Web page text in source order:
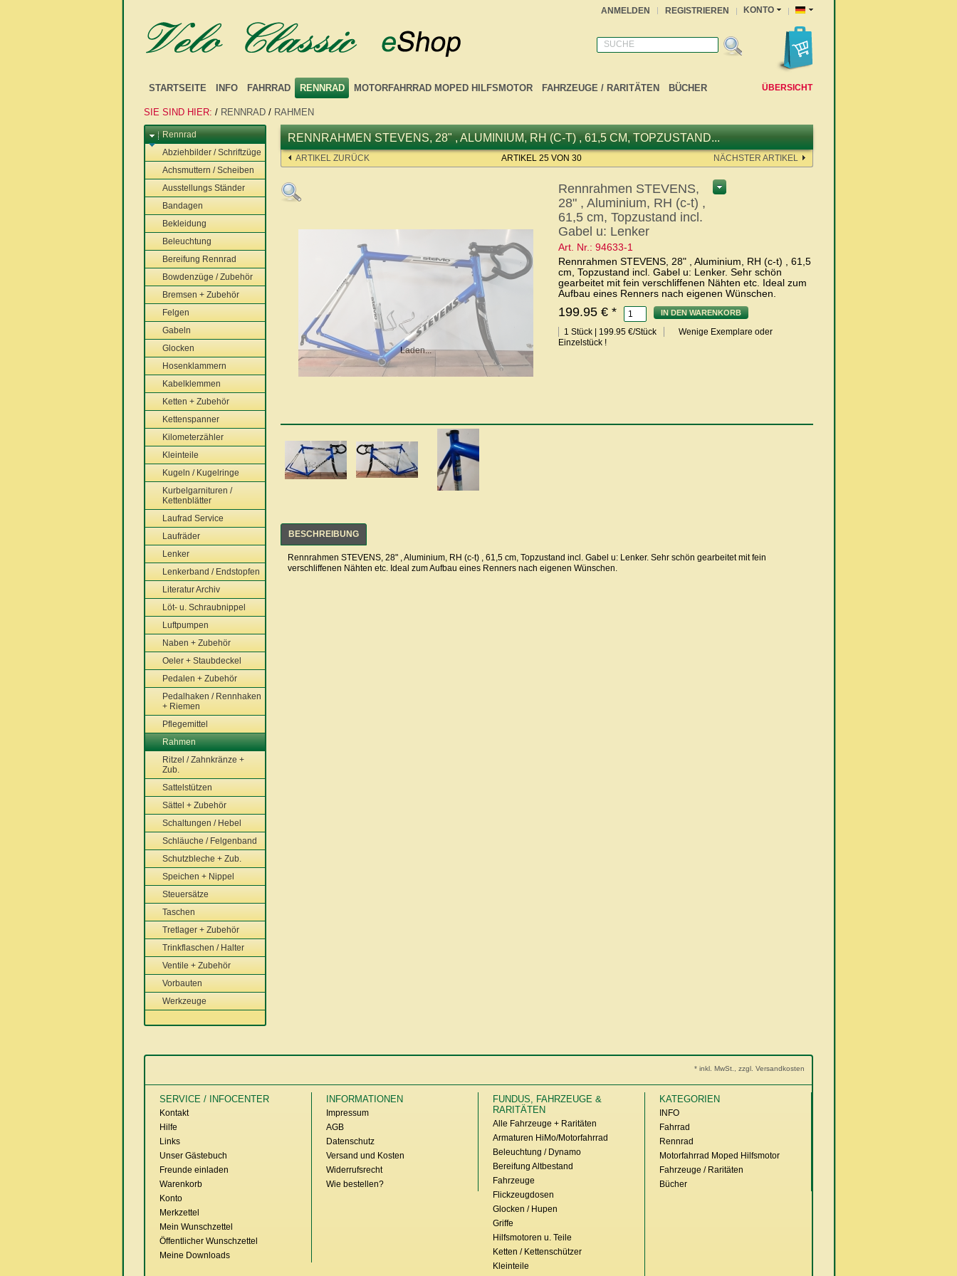
KONTO
ANMELDEN REGISTRIEREN
STARTSEITE INFO FAHRRAD RENNRAD MOTORFAHRRAD MOPED HILFSMOTOR FAHRZEUGE / RARITÄTEN BÜCHER
SUCHE
SIE SIND HIER: / RENNRAD / RAHMEN
Rennrad
Abziehbilder / Schriftzüge
Achsmuttern / Scheiben
Ausstellungs Ständer
Bandagen
Bekleidung
Beleuchtung
Bereifung Rennrad
Bowdenzüge / Zubehör
Bremsen + Zubehör
Felgen
Gabeln
Glocken
Hosenklammern
Kabelklemmen
Ketten + Zubehör
Kettenspanner
Kilometerzähler
Kleinteile
Kugeln / Kugelringe
Kurbelgarnituren /
Kettenblätter
Laufrad Service
Laufräder
Lenker
Lenkerband / Endstopfen
Literatur Archiv
Löt- u. Schraubnippel
Luftpumpen
Naben + Zubehör
Oeler + Staubdeckel
Pedalen + Zubehör
Pedalhaken / Rennhaken
+ Riemen
Pflegemittel
Rahmen
Ritzel / Zahnkränze +
Zub.
Sattelstützen
Sättel + Zubehör
Schaltungen / Hebel
Schläuche / Felgenband
Schutzbleche + Zub.
Speichen + Nippel
Steuersätze
Taschen
Tretlager + Zubehör
Trinkflaschen / Halter
Ventile + Zubehör
Vorbauten
Werkzeuge
ÜBERSICHT
RENNRAHMEN STEVENS, 28" , ALUMINIUM, RH (C-T) , 61,5 CM, TOPZUSTAND...
ARTIKEL ZURÜCK ARTIKEL 25 VON 30 NÄCHSTER ARTIKEL
Laden...
Rennrahmen STEVENS,
28" , Aluminium, RH (c-t) ,
61,5 cm, Topzustand incl.
Gabel u: Lenker
Art. Nr.: 94633-1
Rennrahmen STEVENS, 28" , Aluminium, RH (c-t) , 61,5
cm, Topzustand incl. Gabel u: Lenker. Sehr schön
gearbeitet mit fein verschliffenen Nähten etc. Ideal zum
Aufbau eines Renners nach eigenen Wünschen.
199.95 € * IN DEN WARENKORB
1 Stück | 199.95 €/Stück
Wenige Exemplare oder
Einzelstück !
BESCHREIBUNG
Rennrahmen STEVENS, 28" , Aluminium, RH (c-t) , 61,5 cm, Topzustand incl. Gabel u: Lenker. Sehr schön gearbeitet mit fein
verschliffenen Nähten etc. Ideal zum Aufbau eines Renners nach eigenen Wünschen.
* inkl. MwSt., zzgl. Versandkosten
SERVICE / INFOCENTER
Kontakt
Hilfe
Links
Unser Gästebuch
Freunde einladen
Warenkorb
Konto
Merkzettel
Mein Wunschzettel
Öffentlicher Wunschzettel
Meine Downloads
INFORMATIONEN
Impressum
AGB
Datenschutz
Versand und Kosten
Widerrufsrecht
Wie bestellen?
FUNDUS, FAHRZEUGE &
RARITÄTEN
Alle Fahrzeuge + Raritäten
Armaturen HiMo/Motorfahrrad
Beleuchtung / Dynamo
Bereifung Altbestand
Fahrzeuge
Flickzeugdosen
Glocken / Hupen
Griffe
Hilfsmotoren u. Teile
Ketten / Kettenschützer
Kleinteile
KATEGORIEN
INFO
Fahrrad
Rennrad
Motorfahrrad Moped Hilfsmotor
Fahrzeuge / Raritäten
Bücher